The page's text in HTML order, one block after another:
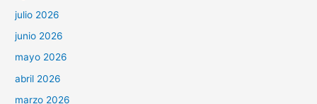
julio 2026
junio 2026
mayo 2026
abril 2026
marzo 2026